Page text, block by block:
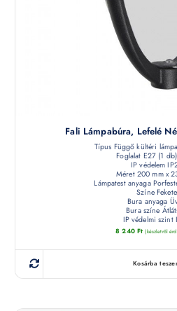
Fali Lámpabúra, Lefelé
Típus Függő kültéri
Foglalat E27 (1
IP védelem
Méret 200 mm x
Lámpatest anyaga
Színe Fekete
Bura anyaga
Bura színe
IP védelmi szint
8 240 Ft (készletről
Kosárba